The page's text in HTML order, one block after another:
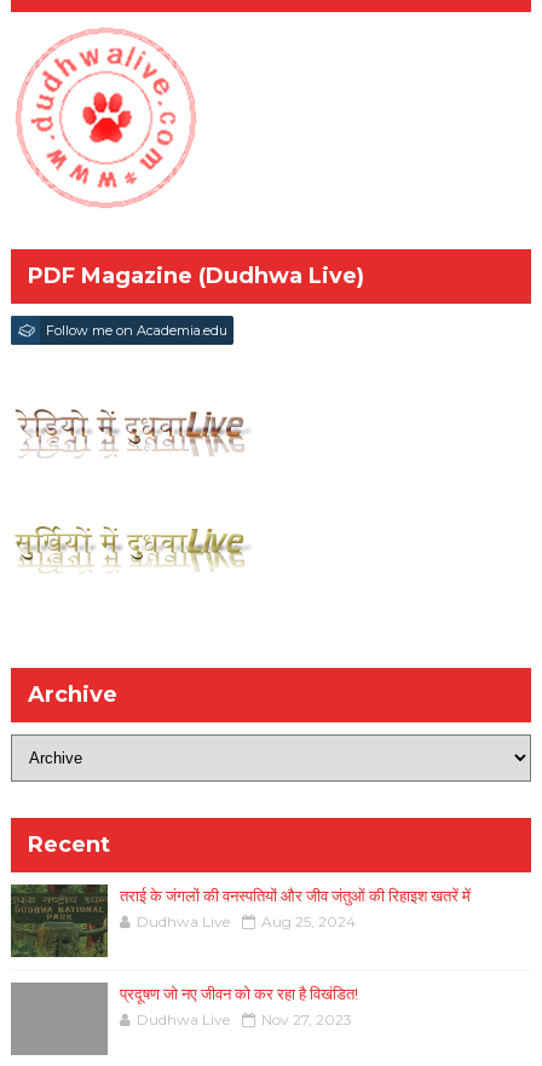
PDF Magazine (Dudhwa Live)
Follow me on Academia.edu
Archive
Recent
तराई के जंगलों की वनस्पतियों और जीव जंतुओं की रिहाइश खतरें में
Dudhwa Live Aug 25, 2024
प्रदूषण जो नए जीवन को कर रहा है विखंडित!
Dudhwa Live Nov 27, 2023